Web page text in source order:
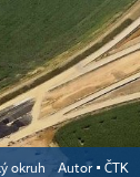
okruh Autor ▪ ČTK